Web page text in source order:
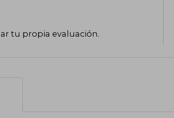
tu propia evaluación.